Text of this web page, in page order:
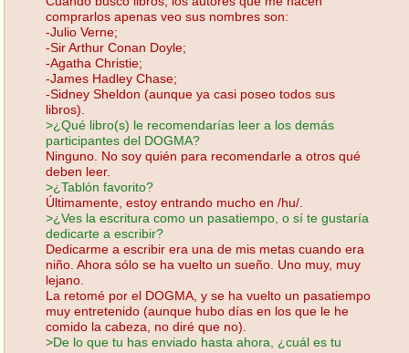
comprarlos apenas veo sus nombres son:
-Julio Verne;
-Sir Arthur Conan Doyle;
-Agatha Christie;
-James Hadley Chase;
-Sidney Sheldon (aunque ya casi poseo todos sus
libros).
>¿Qué libro(s) le recomendarías leer a los demás
participantes del DOGMA?
Ninguno. No soy quién para recomendarle a otros qué
deben leer.
>¿Tablón favorito?
Últimamente, estoy entrando mucho en /hu/.
>¿Ves la escritura como un pasatiempo, o sí te gustaría
dedicarte a escribir?
Dedicarme a escribir era una de mis metas cuando era
niño. Ahora sólo se ha vuelto un sueño. Uno muy, muy
lejano.
La retomé por el DOGMA, y se ha vuelto un pasatiempo
muy entretenido (aunque hubo días en los que le he
comido la cabeza, no diré que no).
>De lo que tu has enviado hasta ahora, ¿cuál es tu